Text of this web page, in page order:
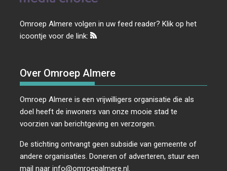
Omroep Almere volgen in uw feed reader? Klik op het
icoontje voor de link:
Over Omroep Almere
Omroep Almere is een vrijwilligers organisatie die als
doel heeft de inwoners van onze mooie stad te
voorzien van berichtgeving en verzorgen.
De stichting ontvangt geen subsidie van gemeente of
andere organisaties. Doneren of adverteren, stuur een
mail naarinfo@omroepalmere.nl.